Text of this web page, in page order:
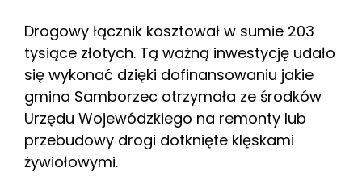
Drogowy łącznik kosztował w sumie 203
tysiące złotych. Tą ważną inwestycję udało
się wykonać dzięki dofinansowaniu jakie
gmina Samborzec otrzymała ze środków
Urzędu Wojewódzkiego na remonty lub
przebudowy drogi dotknięte klęskami
żywiołowymi.